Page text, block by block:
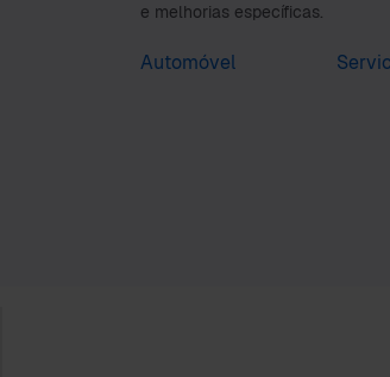
e melhorias específicas.
Automóvel